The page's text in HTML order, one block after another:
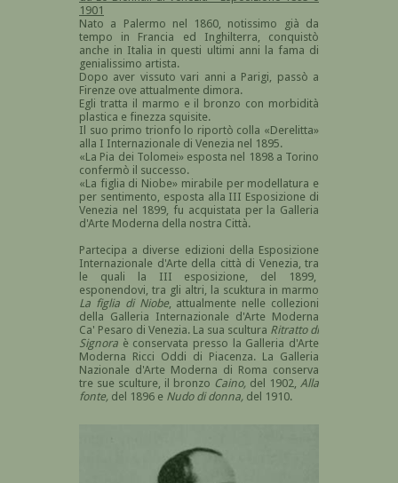
1901
Nato a Palermo nel 1860, notissimo già da
tempo in Francia ed Inghilterra, conquistò
anche in Italia in questi ultimi anni la fama di
genialissimo artista.
Dopo aver vissuto vari anni a Parigi, passò a
Firenze ove attualmente dimora.
Egli tratta il marmo e il bronzo con morbidità
plastica e finezza squisite.
Il suo primo trionfo lo riportò colla «Derelitta»
alla I Internazionale di Venezia nel 1895.
«La Pia dei Tolomei» esposta nel 1898 a Torino
confermò il successo.
«La figlia di Niobe» mirabile per modellatura e
per sentimento, esposta alla III Esposizione di
Venezia nel 1899, fu acquistata per la Galleria
d'Arte Moderna della nostra Città.
Partecipa a diverse edizioni della Esposizione
Internazionale d'Arte della città di Venezia, tra
le quali la III esposizione, del 1899,
esponendovi, tra gli altri, la scuktura in marmo
La figlia di Niobe, attualmente nelle collezioni
della Galleria Internazionale d'Arte Moderna
Ca' Pesaro di Venezia. La sua scultura Ritratto di
Signora è conservata presso la Galleria d'Arte
Moderna Ricci Oddi di Piacenza. La Galleria
Nazionale d'Arte Moderna di Roma conserva
tre sue sculture, il bronzo Caino, del 1902, Alla
fonte, del 1896 e Nudo di donna, del 1910.